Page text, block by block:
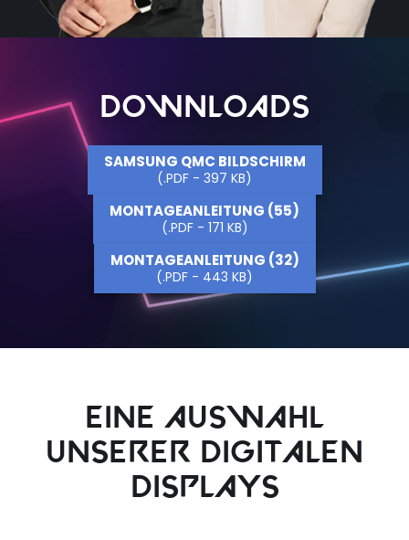
DOWNLOADS
SAMSUNG QMC BILDSCHIRM
(.PDF - 397 KB)
MONTAGEANLEITUNG (55)
(.PDF - 171 KB)
MONTAGEANLEITUNG (32)
(.PDF - 443 KB)
EINE AUSWAHL
UNSERER DIGITALEN
DISPLAYS